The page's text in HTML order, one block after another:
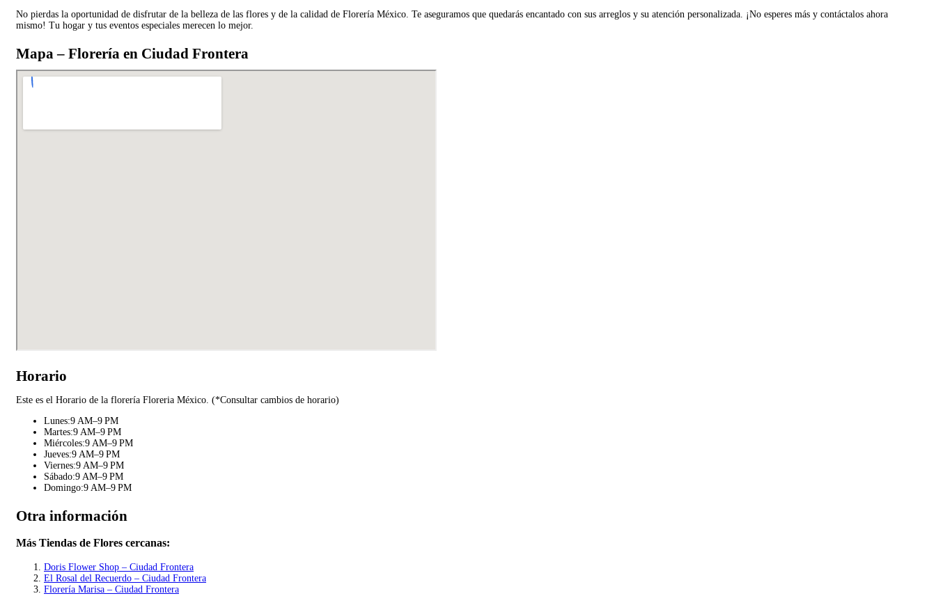
No pierdas la oportunidad de disfrutar de la belleza de las flores y de la calidad de Florería México. Te aseguramos que quedarás encantado con sus arreglos y su atención personalizada. ¡No esperes más y contáctalos ahora
mismo! Tu hogar y tus eventos especiales merecen lo mejor.
Mapa – Florería en Ciudad Frontera
Horario
Este es el Horario de la florería Floreria México. (*Consultar cambios de horario)
Lunes:9 AM–9 PM
Martes:9 AM–9 PM
Miércoles:9 AM–9 PM
Jueves:9 AM–9 PM
Viernes:9 AM–9 PM
Sábado:9 AM–9 PM
Domingo:9 AM–9 PM
Otra información
Más Tiendas de Flores cercanas:
Doris Flower Shop – Ciudad Frontera
El Rosal del Recuerdo – Ciudad Frontera
Florería Marisa – Ciudad Frontera